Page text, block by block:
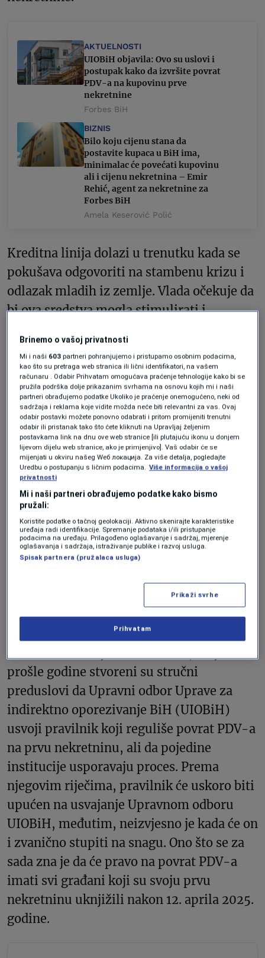
AKTUELNOSTI
UIOBiH objavila: Ovo su uslovi i
postupak kako da izvršite povrat
PDV-a na kupovinu prve
nekretnine
Forbes BiH
BIZNIS
Bilo koju cijenu stana da
postavite kupaca u BiH ima,
minimalac će povećati kupovinu
ali i cijenu nekretnina – Emir
Rehić, agent za nekretnine za
Forbes BiH
Amela Keserović Polić
Kreditna linija dolazi u trenutku kada se
pokušava odgovoriti na stambenu krizu i
odlazak mladih iz zemlje. Vlada očekuje da
bi ova sredstva mogla stimulirati i
aktivnost. Union banka je 97,74% u
vlasništvu Vlade FBiH. Njena neto dobit u
2025. godini iznosila je 7,6 miliona
maraka, što je rast od 8,4% u odnosu na
godinu ranije.
Bosna i Hercegovina je prošle godine
usvojila zakon koji omogućava povrat
PDV-a na kupovinu prve nekretnine.
Usvajanjem zakona u Domu naroda
Parlamentarne skupštine BiH u aprilu
završena je parlamentarna procedura,
snagu, nije značilo i punu primjenu, jer je
nakon toga trebalo regulirati način povrata
PDV-a. Kako je pojasnio Srđan Amidžić,
prošle godine stvoreni su stručni
preduslovi da Upravni odbor Uprave za
indirektno oporezivanje BiH (UIOBiH)
usvoji pravilnik koji reguliše povrat PDV-a
na prvu nekretninu, ali da pojedine
institucije usporavaju proces. Prema
njegovim riječima, pravilnik će uskoro biti
upućen na usvajanje Upravnom odboru
UIOBiH, međutim, neizvjesno je kada će on
i zvanično stupiti na snagu. Ono što se za
sada zna je da će pravo na povrat PDV-a
imati svi građani koji su svoju prvu
nekretninu uknjižili nakon 12. aprila 2025.
godine.
Brinemo o vašoj privatnosti
Mi i naši 603 partneri pohranjujemo i pristupamo osobnim podacima,
kao što su pretraga web stranica ili lični identifikatori, na vašem
računaru . Odabir Prihvatam omogućava praćenje tehnologije kako bi se
pružila podrška dolje prikazanim svrhama na osnovu kojih mi i naši
partneri obrađujemo podatke Ukoliko je praćenje onemogućeno, neki od
sadržaja i reklama koje vidite možda neće biti relevantni za vas. Ovaj
odabir postavki možete ponovno odabrati i pritom promijeniti trenutni
odabir ili pristanak tako što ćete kliknuti na Upravljaj željenim
postavkama link na dnu ove web stranice [ili plutajuću ikonu u donjem
lijevom dijelu web stranice, ako je primjenjivo]. Vaš odabir će se
mijenjati u okviru našeg Wеб локација. Za više detalja, pogledajte
Uredbu o postupanju s ličnim podacima. Više informacija o vašoj
privatnosti
Mi i naši partneri obrađujemo podatke kako bismo
pružali:
Koristite podatke o tačnoj geolokaciji. Aktivno skenirajte karakteristike
uređaja radi identifikacije. Spremanje podataka i/ili pristupanje
podacima na uređaju. Prilagođeno oglašavanje i sadržaj, mjerenje
oglašavanja i sadržaja, istraživanje publike i razvoj usluga.
Spisak partnera (pružalaca usluga)
Prikaži svrhe
Prihvatam